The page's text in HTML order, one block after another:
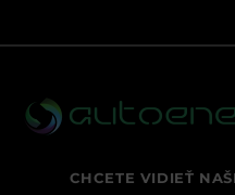
CHCETE VIDIEŤ